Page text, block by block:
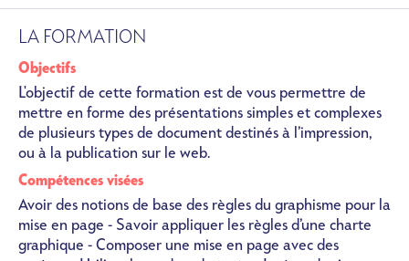
LA FORMATION
Objectifs
L'objectif de cette formation est de vous permettre de
mettre en forme des présentations simples et complexes
de plusieurs types de document destinés à l’impression,
ou à la publication sur le web.
Compétences visées
Avoir des notions de base des règles du graphisme pour la
mise en page - Savoir appliquer les règles d’une charte
graphique - Composer une mise en page avec des